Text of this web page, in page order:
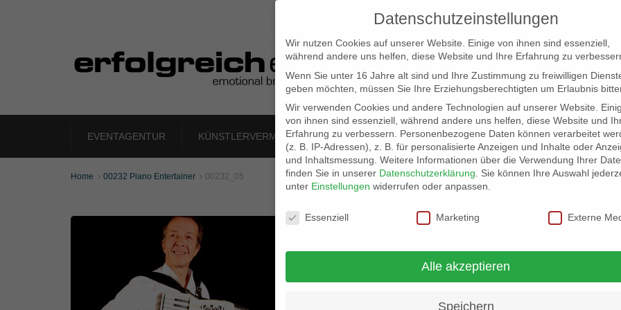
EVENTAGENTUR KÜNSTLERVERMITTLUNG LOCATION SCOUT ELB-LOCATION: PANORAMA
Home  00232 Piano Entertainer  00232_05
Datenschutzeinstellungen
Wir nutzen Cookies auf unserer Website. Einige von ihnen sind essenziell,
während andere uns helfen, diese Website und Ihre Erfahrung zu
Wenn Sie unter 16 Jahre alt sind und Ihre Zustimmung zu freiwilligen
geben möchten, müssen Sie Ihre Erziehungsberechtigten um Erlaubnis
Wir verwenden Cookies und andere Technologien auf unserer Website.
von ihnen sind essenziell, während andere uns helfen, diese Website und
Erfahrung zu verbessern.
Personenbezogene Daten können verarbeitet
(z. B. IP-Adressen), z. B. für personalisierte Anzeigen und Inhalte oder
und Inhaltsmessung. Weitere Informationen über die Verwendung Ihrer
finden Sie in unserer Datenschutzerklärung
Sie können Ihre Auswahl
unter Einstellungen widerrufen oder anpassen.
Datenschutzeinstellungen
Essenziell Marketing Externe
Alle akzeptieren
Speichern